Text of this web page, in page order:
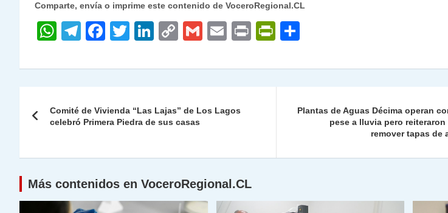
Comparte, envía o imprime este contenido de VoceroRegional.CL
W
at
A
p
T
e
a
m
F
c
b
o
T
itt
Li
k
dI
n
C
p
Li
n
G
ai
E
ai
P
nt
P
nt m
ar
de
Comité de Vivienda “Las Lajas” de Los Lagos
celebró Primera Piedra de sus casas
Plantas de Aguas Décima operan
pese a lluvia pero reiteraron
remover tapas de
Más contenidos en VoceroRegional.CL